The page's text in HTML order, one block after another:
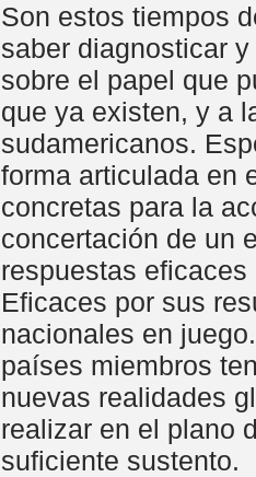
Son estos tiempos
saber diagnosticar
sobre el papel que
que ya existen, y a
sudamericanos.
forma articulada en
concretas para la
concertación de un
respuestas
Eficaces por sus
nacionales en
países miembros
nuevas realidades
realizar en el plano
suficiente sustento.